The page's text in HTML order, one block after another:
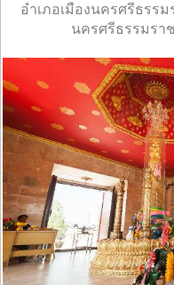
อำเภอเมืองนครศรีธรร
นครศรีธรรมรา